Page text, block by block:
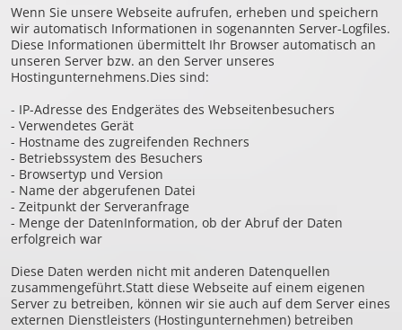
Wenn Sie unsere Webseite aufrufen, erheben und speichern
wir automatisch Informationen in sogenannten Server-Logfiles.
Diese Informationen übermittelt Ihr Browser automatisch an
unseren Server bzw. an den Server unseres
Hostingunternehmens.Dies sind:
- IP-Adresse des Endgerätes des Webseitenbesuchers
- Verwendetes Gerät
- Hostname des zugreifenden Rechners
- Betriebssystem des Besuchers
- Browsertyp und Version
- Name der abgerufenen Datei
- Zeitpunkt der Serveranfrage
- Menge der DatenInformation, ob der Abruf der Daten
erfolgreich war
Diese Daten werden nicht mit anderen Datenquellen
zusammengeführt.Statt diese Webseite auf einem eigenen
Server zu betreiben, können wir sie auch auf dem Server eines
externen Dienstleisters (Hostingunternehmen) betreiben